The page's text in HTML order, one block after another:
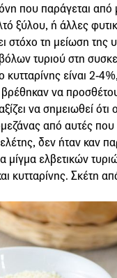
που παράγεται από
ξύλου, ή άλλες
στόχο τη μείωση της
τυριού στη
κυτταρίνης είναι 2-
βρέθηκαν να
να σημειωθεί ότι
από αυτές
δεν ήταν καν
μίγμα ελβετικών
κυτταρίνης. Σκέτη